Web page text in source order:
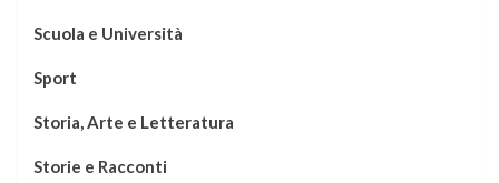
Scuola e Università
Sport
Storia, Arte e Letteratura
Storie e Racconti